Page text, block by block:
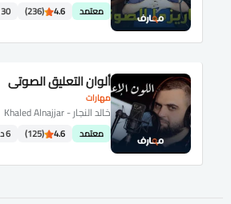
معتمد 4.6
(236) 30 درس
مهارات
ألوان التعليق الصوتي
خالد النجار - Khaled Alnajjar
معتمد 4.6
(125) 6 درس